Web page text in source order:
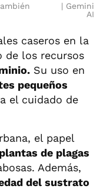
Gemini
AI
caseros en la
de los recursos
Su uso en
pequeños
el cuidado de
el papel
de plagas
Además,
del sustrato